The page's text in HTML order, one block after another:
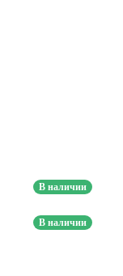
В наличии
В наличии